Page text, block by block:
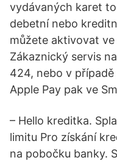
vydávaných karet
debetní nebo
můžete aktivovat
Zákaznický servis
424, nebo v případě
Apple Pay pak ve
– Hello kreditka.
limitu Pro získání
na pobočku banky.